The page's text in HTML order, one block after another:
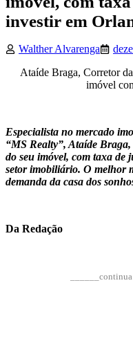
investir em
Walther Alvarenga
Ataíde Braga, Corretor
imóvel
Especialista no mercado
“MS Realty”, Ataíde
do seu imóvel, com taxa de
setor imobiliário. O melhor
demanda da casa dos
Da Redação